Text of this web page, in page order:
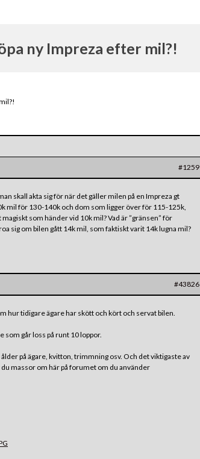
ny Impreza efter mil?!
#1259
skall akta sig för när det gäller milen på en Impreza gt
mil för 130-140k och dom som ligger över för 115-125k,
som händer vid 10k mil? Vad är ”gränsen” för
sig om bilen gått 14k mil, som faktiskt varit 14k lugna mil?
#43826
hur tidigare ägare har skött och kört och servat bilen.
som går loss på runt 10 loppor.
på ägare, kvitton, trimmning osv. Och det viktigaste av
massor om här på forumet om du använder